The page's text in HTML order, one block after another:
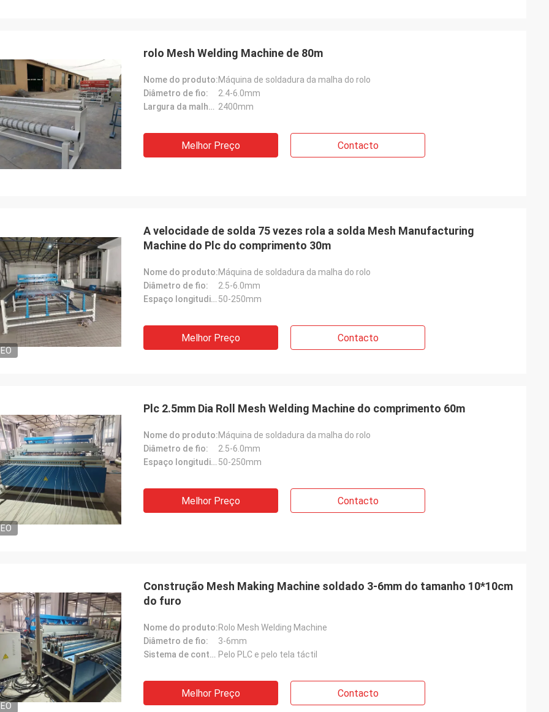
rolo Mesh Welding Machine de 80m
Nome do produto:Máquina de soldadura da malha do rolo
Diâmetro de fio:
2.4-6.0mm
Largura da malha de soldadura: 2400mm
Melhor Preço Contacto
A velocidade de solda 75 vezes rola a solda Mesh Manufacturing
Machine do Plc do comprimento 30m
Nome do produto:Máquina de soldadura da malha do rolo
Diâmetro de fio:
2.5-6.0mm
Espaço longitudinal do fio: 50-250mm
Melhor Preço Contacto
Plc 2.5mm Dia Roll Mesh Welding Machine do comprimento 60m
Nome do produto:Máquina de soldadura da malha do rolo
Diâmetro de fio:
2.5-6.0mm
Espaço longitudinal do fio: 50-250mm
Melhor Preço Contacto
Construção Mesh Making Machine soldado 3-6mm do tamanho 10*10cm
do furo
Nome do produto:Rolo Mesh Welding Machine
Diâmetro de fio:
3-6mm
Sistema de controlo: Pelo PLC e pelo tela táctil
Melhor Preço Contacto